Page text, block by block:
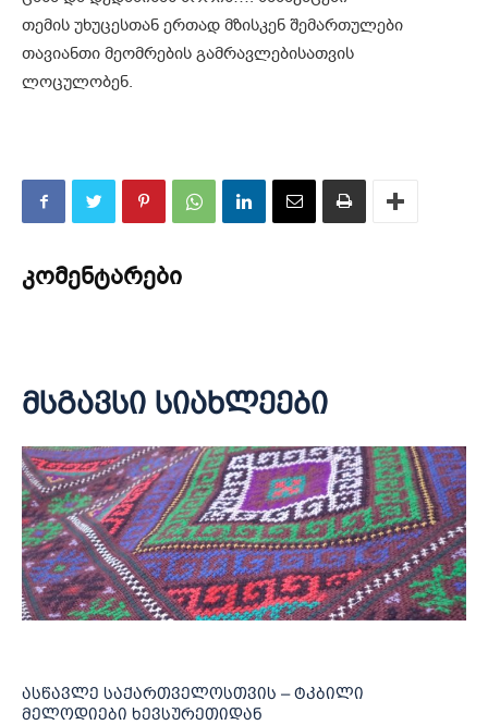
თემის უხუცესთან ერთად მზისკენ შემართულები
თავიანთი მეომრების გამრავლებისათვის
ლოცულობენ.
კომენტარები
მსგავსი სიახლეები
ასწავლე საქართველოსთვის – ტკბილი
მელოდიები ხევსურეთიდან